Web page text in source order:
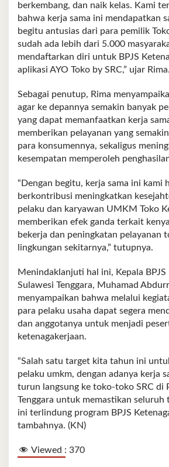
berkembang, dan naik kelas. Kami
bahwa kerja sama ini mendapatkan
begitu antusias dari para pemilik
sudah ada lebih dari 5.000
mendaftarkan diri untuk BPJS
aplikasi AYO Toko by SRC,” ujar Rima.
Sebagai penutup, Rima
agar ke depannya semakin banyak
yang dapat memanfaatkan kerja
memberikan pelayanan yang
para konsumennya, sekaligus
kesempatan memperoleh
“Dengan begitu, kerja sama ini kami
berkontribusi meningkatkan
pelaku dan karyawan UMKM Toko
memberikan efek ganda terkait
bekerja dan peningkatan pelayanan
lingkungan sekitarnya,” tutupnya.
Menindaklanjuti hal ini, Kepala BPJS
Sulawesi Tenggara, Muhamad
menyampaikan bahwa melalui
para pelaku usaha dapat segera
dan anggotanya untuk menjadi
ketenagakerjaan.
“Salah satu target kita tahun ini
pelaku umkm, dengan adanya kerja
turun langsung ke toko-toko SRC di
Tenggara untuk memastikan seluruh
ini terlindung program BPJS
tambahnya. (KN)
Viewed : 370